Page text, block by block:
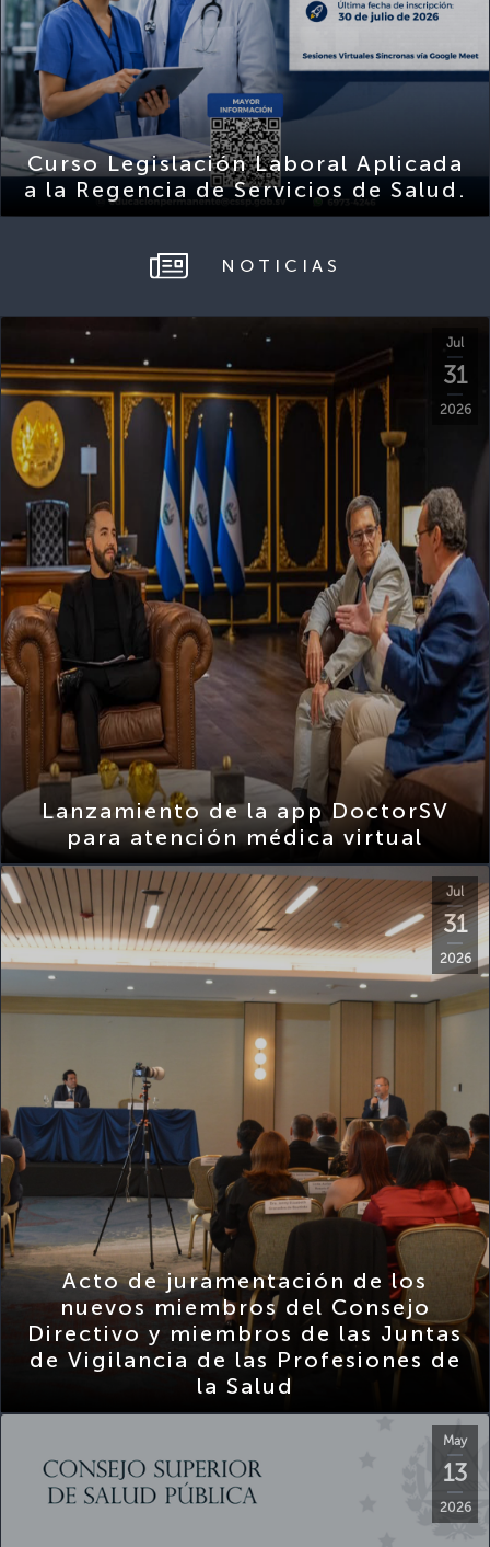
Curso Legislación Laboral Aplicada
a la Regencia de Servicios de Salud.
31
2026
Lanzamiento de la app DoctorSV
para atención médica virtual
31
2026
Acto de juramentación de los
nuevos miembros del Consejo
Directivo y miembros de las Juntas
de Vigilancia de las Profesiones de
la Salud
13
2026